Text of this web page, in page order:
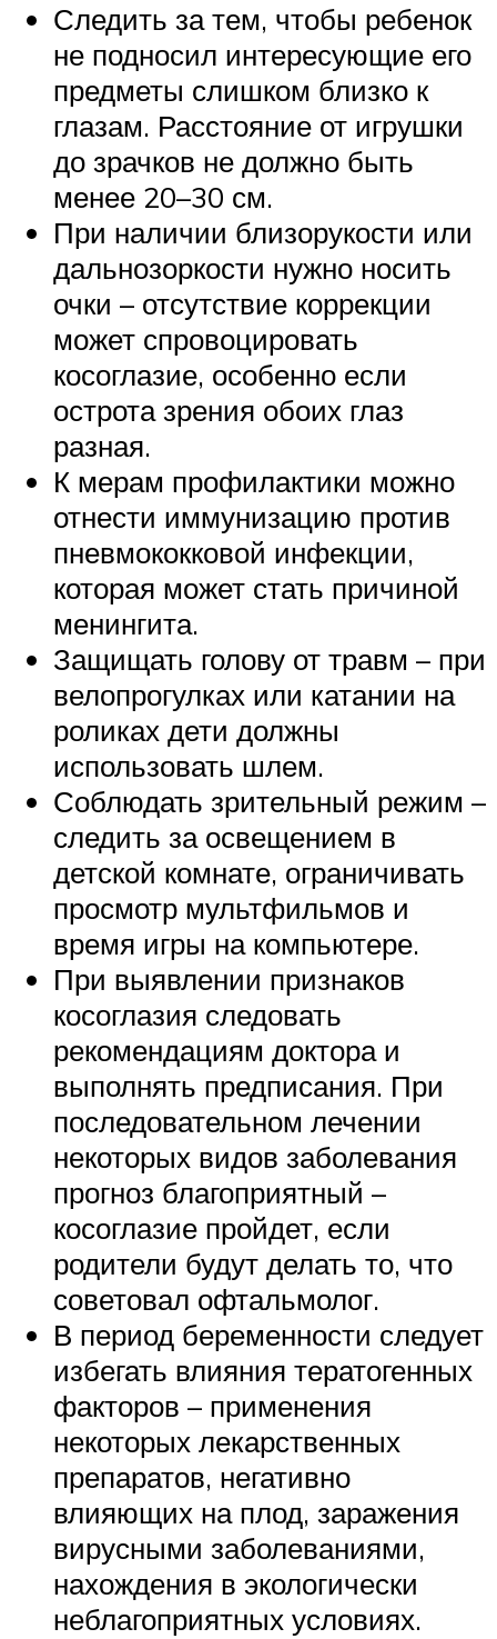
Следить за тем, чтобы ребенок
не подносил интересующие его
предметы слишком близко к
глазам. Расстояние от игрушки
до зрачков не должно быть
менее 20–30 см.
При наличии близорукости или
дальнозоркости нужно носить
очки – отсутствие коррекции
может спровоцировать
косоглазие, особенно если
острота зрения обоих глаз
разная.
К мерам профилактики можно
отнести иммунизацию против
пневмококковой инфекции,
которая может стать причиной
менингита.
Защищать голову от травм – при
велопрогулках или катании на
роликах дети должны
использовать шлем.
Соблюдать зрительный режим –
следить за освещением в
детской комнате, ограничивать
просмотр мультфильмов и
время игры на компьютере.
При выявлении признаков
косоглазия следовать
рекомендациям доктора и
выполнять предписания. При
последовательном лечении
некоторых видов заболевания
прогноз благоприятный –
косоглазие пройдет, если
родители будут делать то, что
советовал офтальмолог.
В период беременности следует
избегать влияния тератогенных
факторов – применения
некоторых лекарственных
препаратов, негативно
влияющих на плод, заражения
вирусными заболеваниями,
нахождения в экологически
неблагоприятных условиях.